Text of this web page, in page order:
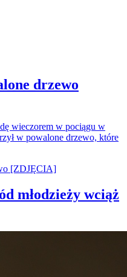
drzewo
wieczorem w pociągu w
w powalone drzewo, które
młodzieży wciąż